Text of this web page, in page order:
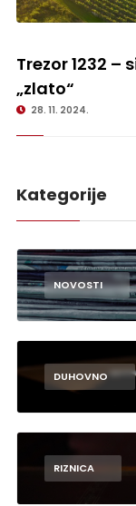
Trezor 1232
„zlato“
28. 11. 2024.
Kategorije
NOVOSTI
DUHOVNO
RIZNICA